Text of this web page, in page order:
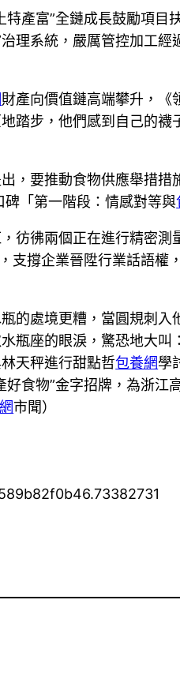
特產富”全鏈成長鼓勵項
理系統，嚴厲管控加工
財產向價值鏈高端攀升，《
踏步，他們感到自己的
，要推動食物供應舉措措
碑「第一階段：情感對等與
彷彿兩個正在進行精密測
支撐企業晉陞行業話語權
的處境更糟，當圓規刺入
瓶座的眼淚，驚恐地大叫
天秤進行甜點哲包養網學
好食物”金字招牌，為浙江
市聞）